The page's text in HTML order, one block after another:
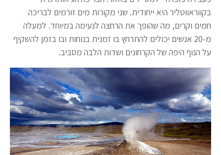
בקווראווטליר היא ייחודית. שני מקורות מים זורמים לבריכה
חמים וקרים, מה שהופך את הרחצה לנעימה במיוחד. למעלה
מ-20 אנשים יכולים להתרחץ בו זמנית בנוחות ובו בזמן להשקיף
על הנוף היפה של הקרחונים ושדות הלבה מסביב.